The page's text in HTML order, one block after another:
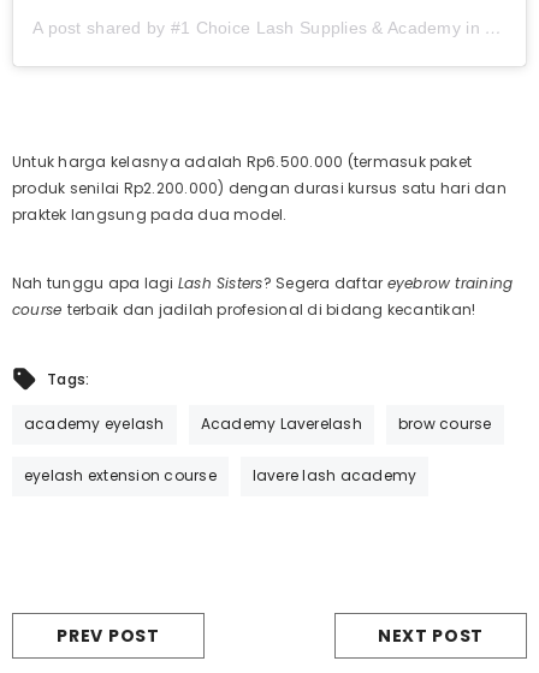
A post shared by #1 Choice Lash Supplies & Academy in Indonesia (@laverelash)
Untuk harga kelasnya adalah Rp6.500.000 (termasuk paket
produk senilai Rp2.200.000) dengan durasi kursus satu hari dan
praktek langsung pada dua model.
Nah tunggu apa lagi Lash Sisters? Segera daftar eyebrow training
course terbaik dan jadilah profesional di bidang kecantikan!
Tags:
academy eyelash Academy Laverelash brow course
eyelash extension course lavere lash academy
PREV POST NEXT POST